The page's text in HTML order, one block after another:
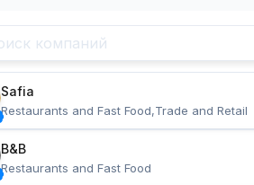
Safia
Restaurants and Fast Food,Trade and Retail
B&B
Restaurants and Fast Food